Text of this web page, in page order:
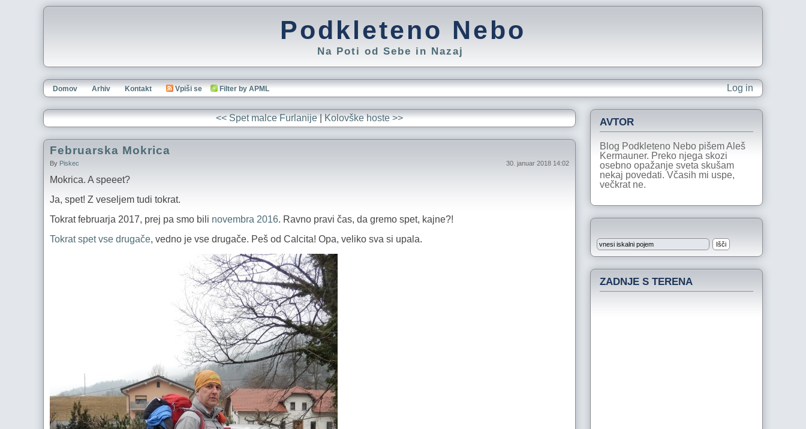
Podkleteno Nebo
Na Poti od Sebe in Nazaj
Log in
Domov Arhiv Kontakt Vpiši se Filter by APML
<< Spet malce Furlanije|Kolovške hoste >>
Februarska Mokrica
By Piskec 30. januar 2018 14:02
Mokrica. A speeet?
Ja, spet! Z veseljem tudi tokrat.
Tokrat februarja 2017, prej pa smo bili novembra 2016. Ravno pravi čas, da gremo spet, kajne?!
Tokrat spet vse drugače, vedno je vse drugače. Peš od Calcita! Opa, veliko sva si upala.
AVTOR
Blog Podkleteno Nebo pišem Aleš
Kermauner. Preko njega skozi
osebno opažanje sveta skušam
nekaj povedati. Včasih mi uspe,
večkrat ne.
ZADNJE S TERENA